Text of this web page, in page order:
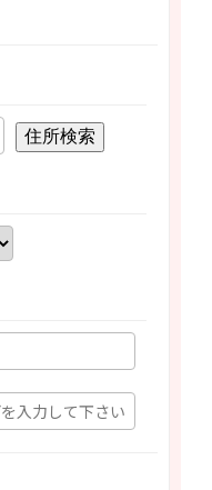
住所検索